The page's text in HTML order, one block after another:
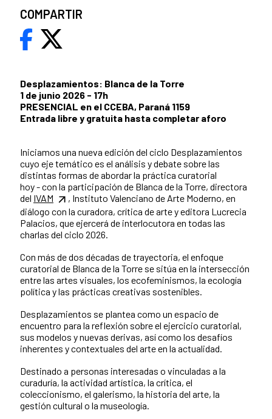
Desplazamientos: Blanca de la Torre
1 de junio 2026 - 17h
PRESENCIAL en el CCEBA, Paraná 1159
Entrada libre y gratuita hasta completar aforo
Iniciamos una nueva edición del ciclo Desplazamientos
cuyo eje temático es el análisis y debate sobre las
distintas formas de abordar la práctica curatorial
hoy - con la participación de Blanca de la Torre, directora
del IVAM
, Instituto Valenciano de Arte Moderno, en
diálogo con la curadora, crítica de arte y editora Lucrecia
Palacios, que ejercerá de interlocutora en todas las
charlas del ciclo 2026.
Con más de dos décadas de trayectoria, el enfoque
curatorial de Blanca de la Torre se sitúa en la intersección
entre las artes visuales, los ecofeminismos, la ecología
política y las prácticas creativas sostenibles.
Desplazamientos se plantea como un espacio de
encuentro para la reflexión sobre el ejercicio curatorial,
sus modelos y nuevas derivas, así como los desafíos
inherentes y contextuales del arte en la actualidad.
Destinado a personas interesadas o vinculadas a la
curaduría, la actividad artística, la crítica, el
coleccionismo, el galerismo, la historia del arte, la
gestión cultural o la museología.
COMPARTIR